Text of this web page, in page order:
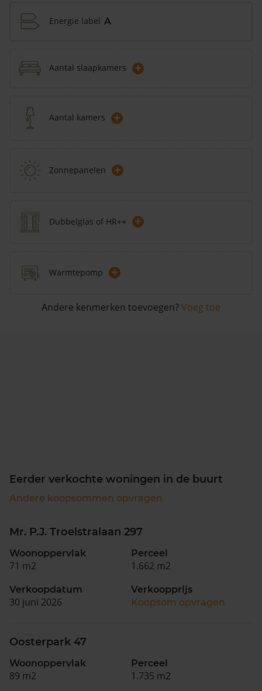
Energie label A
Aantal slaapkamers +
Aantal kamers +
Zonnepanelen +
Dubbelglas of HR++ +
Warmtepomp +
Andere kenmerken toevoegen? Voeg toe
Eerder verkochte woningen in de buurt
Andere koopsommen opvragen
Mr. P.J. Troelstralaan 297
Woonoppervlak
71 m2
Perceel
1.662 m2
Verkoopdatum
30 juni 2026
Verkoopprijs
Koopsom opvragen
Oosterpark 47
Woonoppervlak
89 m2
Perceel
1.735 m2